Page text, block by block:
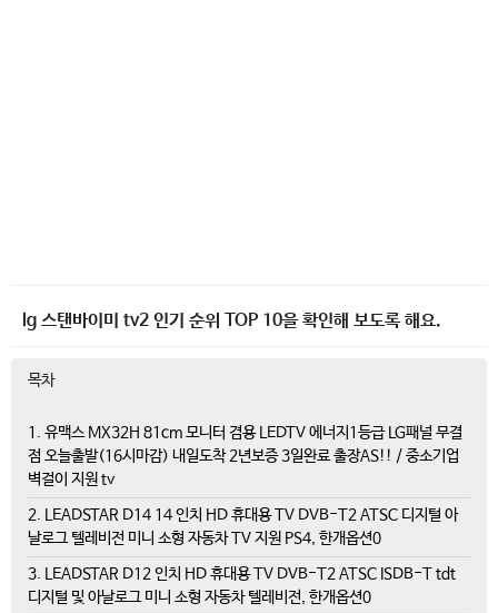
lg 스탠바이미 tv2 인기 순위 TOP 10을 확인해 보도록 해요.
목차
1. 유맥스 MX32H 81cm 모니터 겸용 LEDTV 에너지1등급 LG패널 무결
점 오늘출발(16시마감) 내일도착 2년보증 3일완료 출장AS!! / 중소기업
벽걸이 지원 tv
2. LEADSTAR D14 14 인치 HD 휴대용 TV DVB-T2 ATSC 디지털 아
날로그 텔레비전 미니 소형 자동차 TV 지원 PS4, 한개옵션0
3. LEADSTAR D12 인치 HD 휴대용 TV DVB-T2 ATSC ISDB-T tdt
디지털 및 아날로그 미니 소형 자동차 텔레비전, 한개옵션0